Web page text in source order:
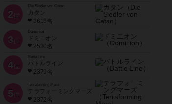
2 位
Die Siedler von Catan
カタン
3618名
3 位
ドミニオン
2530名
4位
Battle Line
バトルライン
2379名
5 位
Terraforming Mars
テラフォーミングマーズ
2372名